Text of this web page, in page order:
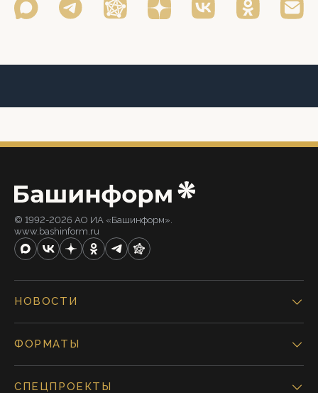
© 1992-2026 АО ИА «Башинформ».
www.bashinform.ru
НОВОСТИ
ФОРМАТЫ
СПЕЦПРОЕКТЫ